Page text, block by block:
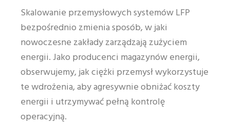
Skalowanie przemysłowych systemów LFP
bezpośrednio zmienia sposób, w jaki
nowoczesne zakłady zarządzają zużyciem
energii. Jako producenci magazynów energii,
obserwujemy, jak ciężki przemysł wykorzystuje
te wdrożenia, aby agresywnie obniżać koszty
energii i utrzymywać pełną kontrolę
operacyjną.